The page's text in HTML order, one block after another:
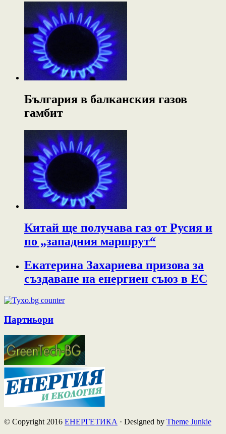
България в балканския газов
гамбит
Китай ще получава газ от Русия и
по „западния маршрут“
Екатерина Захариева призова за
създаване на енергиен съюз в ЕС
Партньори
© Copyright 2016 ЕНЕРГЕТИКА · Designed by Theme Junkie